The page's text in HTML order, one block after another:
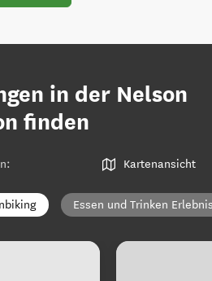
in der Nelson
finden
: Kartenansicht
Essen und Trinken